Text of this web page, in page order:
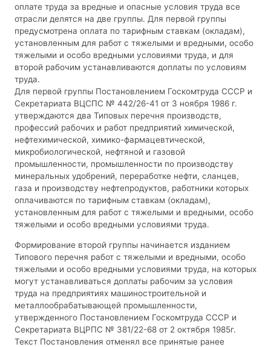
оплате труда за вредные и опасные условия труда все
отрасли делятся на две группы. Для первой группы
предусмотрена оплата по тарифным ставкам (окладам),
установленным для работ с тяжелыми и вредными, особо
тяжелыми и особо вредными условиями труда, и для
второй рабочим устанавливаются доплаты по условиям
труда.
Для первой группы Постановлением Госкомтруда СССР и
Секретариата ВЦСПС № 442/26-41 от 3 ноября 1986 г.
утверждаются два Типовых перечня производств,
профессий рабочих и работ предприятий химической,
нефтехимической, химико-фармацевтической,
микробиологической, нефтяной и газовой
промышленности, промышленности по производству
минеральных удобрений, переработке нефти, сланцев,
газа и производству нефтепродуктов, работники которых
оплачиваются по тарифным ставкам (окладам),
установленным для работ с тяжелыми и вредными, особо
тяжелыми и особо вредными условиями труда.
Формирование второй группы начинается изданием
Типового перечня работ с тяжелыми и вредными, особо
тяжелыми и особо вредными условиями труда, на которых
могут устанавливаться доплаты рабочим за условия
труда на предприятиях машиностроительной и
металлообрабатывающей промышленности,
утвержденного Постановлением Госкомтруда СССР и
Секретариата ВЦРПС № 381/22-68 от 2 октября 1985г.
Текст Постановления отменял все принятые ранее